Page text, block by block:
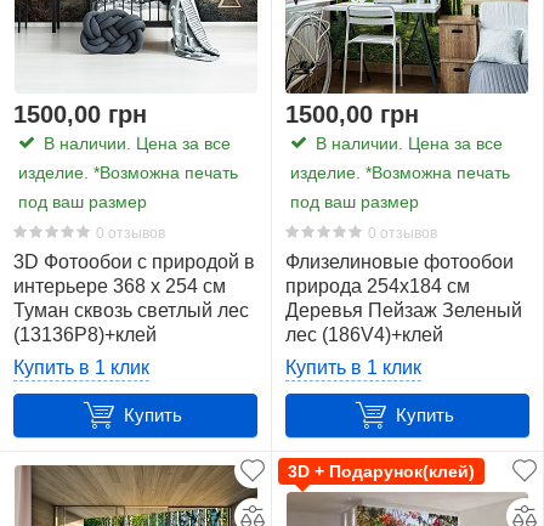
1500,00 грн
В наличии. Цена за все
изделие. *Возможна печать
под ваш размер
0 отзывов
3D Фотообои с природой в
интерьере 368 x 254 см
Туман сквозь светлый лес
(13136P8)+клей
Купить в 1 клик
Купить
1500,00 грн
В наличии. Цена за все
изделие. *Возможна печать
под ваш размер
0 отзывов
Флизелиновые фотообои
природа 254x184 см
Деревья Пейзаж Зеленый
лес (186V4)+клей
Купить в 1 клик
Купить
3D + Подарунок(клей)